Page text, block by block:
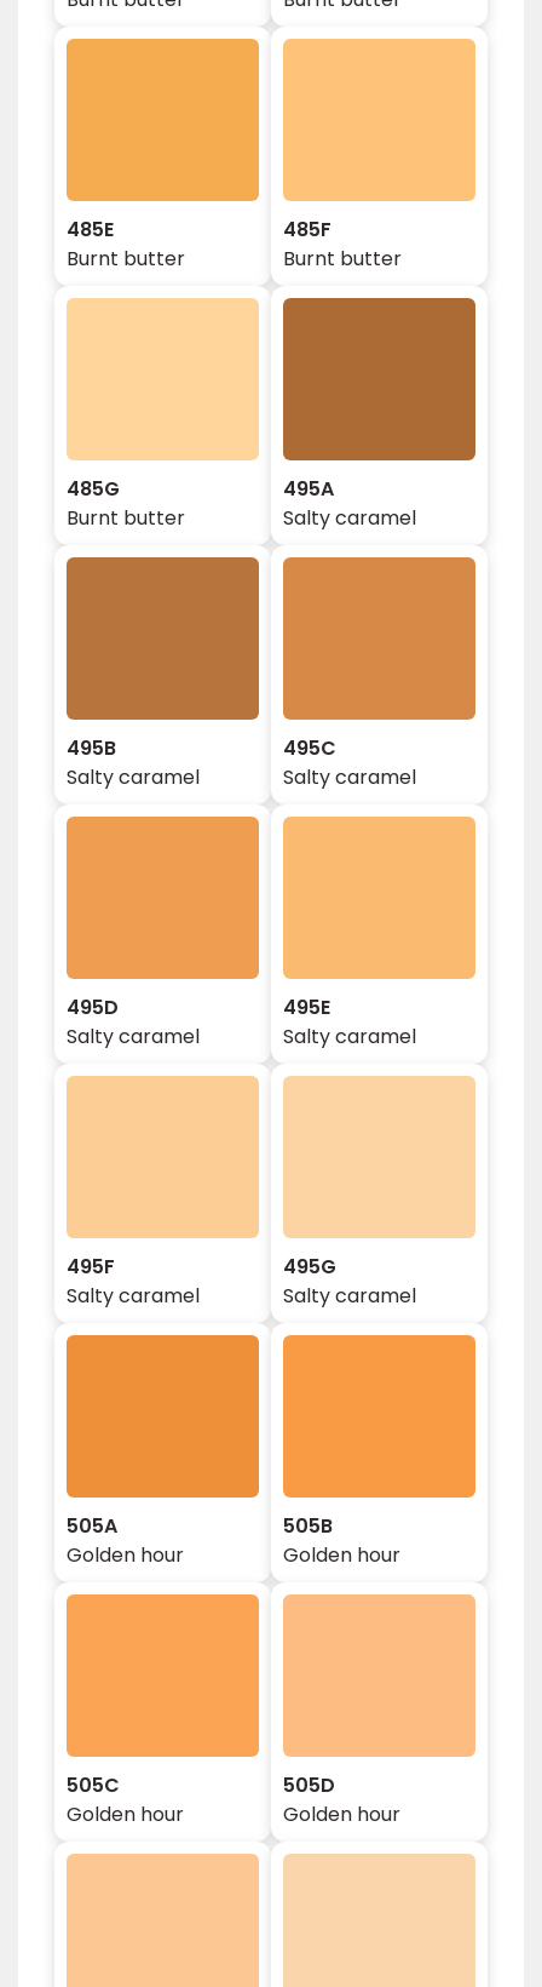
485E
Burnt butter
485F
Burnt butter
485G
Burnt butter
495A
Salty caramel
495B
Salty caramel
495C
Salty caramel
495D
Salty caramel
495E
Salty caramel
495F
Salty caramel
495G
Salty caramel
505A
Golden hour
505B
Golden hour
505C
Golden hour
505D
Golden hour